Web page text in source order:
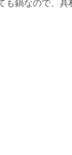
も鍋なので、具